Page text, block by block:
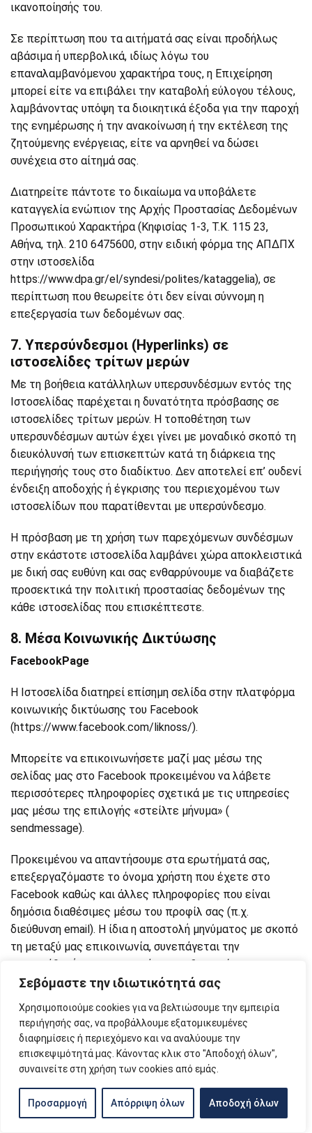
Σεβόμαστε την ιδιωτικότητά σας
Χρησιμοποιούμε cookies για να βελτιώσουμε την εμπειρία
περιήγησής σας, να προβάλλουμε εξατομικευμένες
διαφημίσεις ή περιεχόμενο και να αναλύουμε την
επισκεψιμότητά μας. Κάνοντας κλικ στο "Αποδοχή όλων",
συναινείτε στη χρήση των cookies από εμάς.
Προσαρμογή Απόρριψη όλων Αποδοχή όλων
ικανοποίησής του.
Σε περίπτωση που τα αιτήματά σας είναι προδήλως
αβάσιμα ή υπερβολικά, ιδίως λόγω του
επαναλαμβανόμενου χαρακτήρα τους, η Επιχείρηση
μπορεί είτε να επιβάλει την καταβολή εύλογου τέλους,
λαμβάνοντας υπόψη τα διοικητικά έξοδα για την παροχή
της ενημέρωσης ή την ανακοίνωση ή την εκτέλεση της
ζητούμενης ενέργειας, είτε να αρνηθεί να δώσει
συνέχεια στο αίτημά σας.
Διατηρείτε πάντοτε το δικαίωμα να υποβάλετε
καταγγελία ενώπιον της Αρχής Προστασίας Δεδομένων
Προσωπικού Χαρακτήρα (Κηφισίας 1-3, Τ.Κ. 115 23,
Αθήνα, τηλ. 210 6475600, στην ειδική φόρμα της ΑΠΔΠΧ
στην ιστοσελίδα
https://www.dpa.gr/el/syndesi/polites/kataggelia), σε
περίπτωση που θεωρείτε ότι δεν είναι σύννομη η
επεξεργασία των δεδομένων σας.
7. Υπερσύνδεσμοι (Hyperlinks) σε
ιστοσελίδες τρίτων μερών
Με τη βοήθεια κατάλληλων υπερσυνδέσμων εντός της
Ιστοσελίδας παρέχεται η δυνατότητα πρόσβασης σε
ιστοσελίδες τρίτων μερών. Η τοποθέτηση των
υπερσυνδέσμων αυτών έχει γίνει με μοναδικό σκοπό τη
διευκόλυνσή των επισκεπτών κατά τη διάρκεια της
περιήγησής τους στο διαδίκτυο. Δεν αποτελεί επ’ ουδενί
ένδειξη αποδοχής ή έγκρισης του περιεχομένου των
ιστοσελίδων που παρατίθενται με υπερσύνδεσμο.
Η πρόσβαση με τη χρήση των παρεχόμενων συνδέσμων
στην εκάστοτε ιστοσελίδα λαμβάνει χώρα αποκλειστικά
με δική σας ευθύνη και σας ενθαρρύνουμε να διαβάζετε
προσεκτικά την πολιτική προστασίας δεδομένων της
κάθε ιστοσελίδας που επισκέπτεστε.
8. Μέσα Κοινωνικής Δικτύωσης
FacebookPage
Η Ιστοσελίδα διατηρεί επίσημη σελίδα στην πλατφόρμα
κοινωνικής δικτύωσης του Facebook
(https://www.facebook.com/liknoss/).
Μπορείτε να επικοινωνήσετε μαζί μας μέσω της
σελίδας μας στο Facebook προκειμένου να λάβετε
περισσότερες πληροφορίες σχετικά με τις υπηρεσίες
μας μέσω της επιλογής «στείλτε μήνυμα» (
sendmessage).
Προκειμένου να απαντήσουμε στα ερωτήματά σας,
επεξεργαζόμαστε το όνομα χρήστη που έχετε στο
Facebook καθώς και άλλες πληροφορίες που είναι
δημόσια διαθέσιμες μέσω του προφίλ σας (π.χ.
διεύθυνση email). Η ίδια η αποστολή μηνύματος με σκοπό
τη μεταξύ μας επικοινωνία, συνεπάγεται την
συγκατάθεσή σας στην ως άνω επεξεργασία των
δεδομένων σας. Η πρόσβαση και η χρήση της
Προστασίας Προσωπικών Δεδομένων.
Στην περίπτωση που επιλέξετε να πατήσετε «LIKE» στη
σελίδα μας, αυτό συνεπάγεται ότι δίνετε τη
τις προωθητικές ενέργειες (μέσω newsfeed) που
πραγματοποιεί η Ιστοσελίδα μέσω του λογαριασμού της